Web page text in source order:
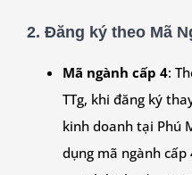
2. Đăng ký theo Mã
Mã ngành cấp 4:
TTg, khi đăng ký
kinh doanh tại Phú
dụng mã ngành